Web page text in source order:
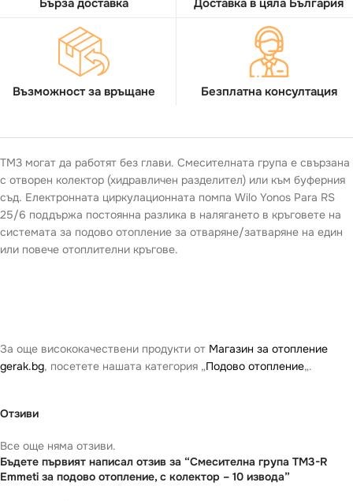
Бърза доставка Доставка в цяла България
Възможност за връщане Безплатна консултация
TM3 могат да работят без глави. Смесителната група е свързана
с отворен колектор (хидравличен разделител) или към буферния
съд. Електронната циркулационната помпа Wilo Yonos Para RS
25/6 поддържа постоянна разлика в налягането в кръговете на
системата за подово отопление за отваряне/затваряне на един
или повече отоплителни кръгове.
За още висококачествени продукти от Магазин за отопление
gerak.bg, посетете нашата категория „Подово отопление„.
Отзиви
Все още няма отзиви.
Бъдете първият написал отзив за “Смесителна група TM3-R
Emmeti за подово отопление, с колектор – 10 извода”